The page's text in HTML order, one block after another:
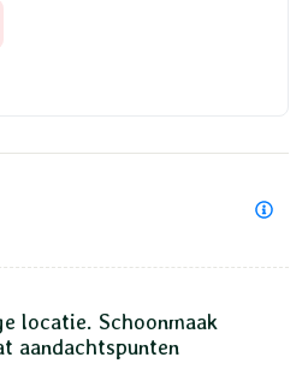
locatie. Schoonmaak
aandachtspunten